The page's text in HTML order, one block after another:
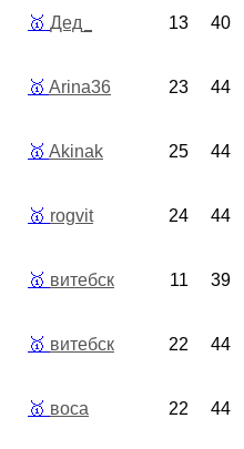
🥇 Дед_ 13 40
🥇 Arina36 23 44
🥇 Akinak 25 44
🥇 rogvit 24 44
🥇 витебск 11 39
🥇 витебск 22 44
🥇 воса 22 44